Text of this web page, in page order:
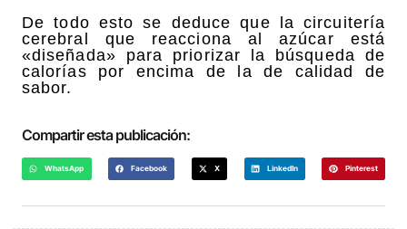
De todo esto se deduce que la circuitería
cerebral que reacciona al azúcar está
«diseñada» para priorizar la búsqueda de
calorías por encima de la de calidad de
sabor.
Compartir esta publicación:
WhatsApp Facebook X LinkedIn Pinterest